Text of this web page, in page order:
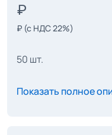
₽ (с НДС 22%)
50 шт.
Показать полное